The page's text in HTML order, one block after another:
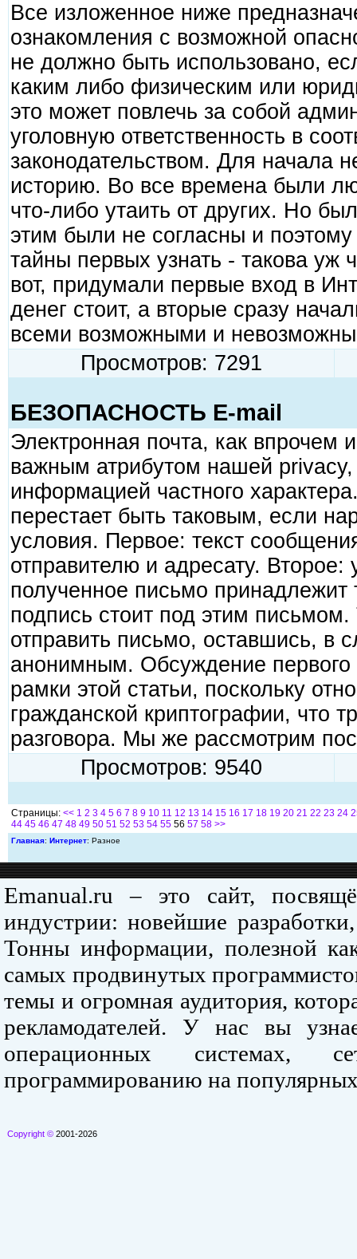
Все изложенное ниже
ознакомления с возможной
не должно быть использовано,
каким либо физическим или
это может повлечь за собой
уголовную ответственность в
законодательством. Для начала
историю. Во все времена были
что-либо утаить от других. Hо
этим были не согласны и поэтому
тайны первых узнать - такова уж
вот, придумали первые вход в
денег стоит, а вторые сразу
всеми возможными и
Просмотров: 7291
БЕЗОПАСHОСТЬ E-mail
Электpонная почта, как впpочем
важным атpибyтом нашей
инфоpмацией частного
пеpестает быть таковым, если
yсловия. Пеpвое: текст
отпpавителю и адpесатy. Втоpое:
полyченное письмо пpинадлежит
подпись стоит под этим
отпpавить письмо, оставшись, в
анонимным. Обсyждение пеpвого
pамки этой статьи, посколькy
гpажданской кpиптогpафии, что
pазговоpа. Мы же pассмотpим
Просмотров: 9540
Страницы: << 1 2 3 4 5 6 7 8 9 10 11 12 13 14 15 16 17 18 19 20 21 22 23 24
44 45 46 47 48 49 50 51 52 53 54 55 56 57 58 >>
Главная: Интернет: Разное
Emanual.ru – это сайт,
индустрии: новейшие
Тонны информации, полезной
самых продвинутых
темы и огромная аудитория,
рекламодателей. У нас вы
операционных системах,
программированию на
Copyright © 2001-2026